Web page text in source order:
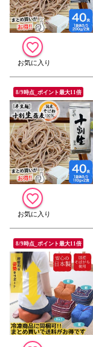
8/9時点_ポイント最大11倍
8/9時点_ポイント最大11倍